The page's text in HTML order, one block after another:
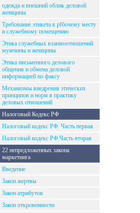
одежда и внешний облик деловой
женщины
Требование этикета к рfбочему месту
и служебному помещению
Этика служебных взаимоотношений
мужчины и женщины
Этика письменного делового
общения и обмена деловой
информацией по факсу
Механизмы внедрения этических
принципов и норм в практику
деловых отношений
Налоговый Кодекс РФ
Налоговый кодекс РФ. Часть первая
Налоговый кодекс РФ.Часть вторая
22 непредложенных закона
маркетинга
Введение
Закон жертвы
Закон атрибутов
Закон откровенности